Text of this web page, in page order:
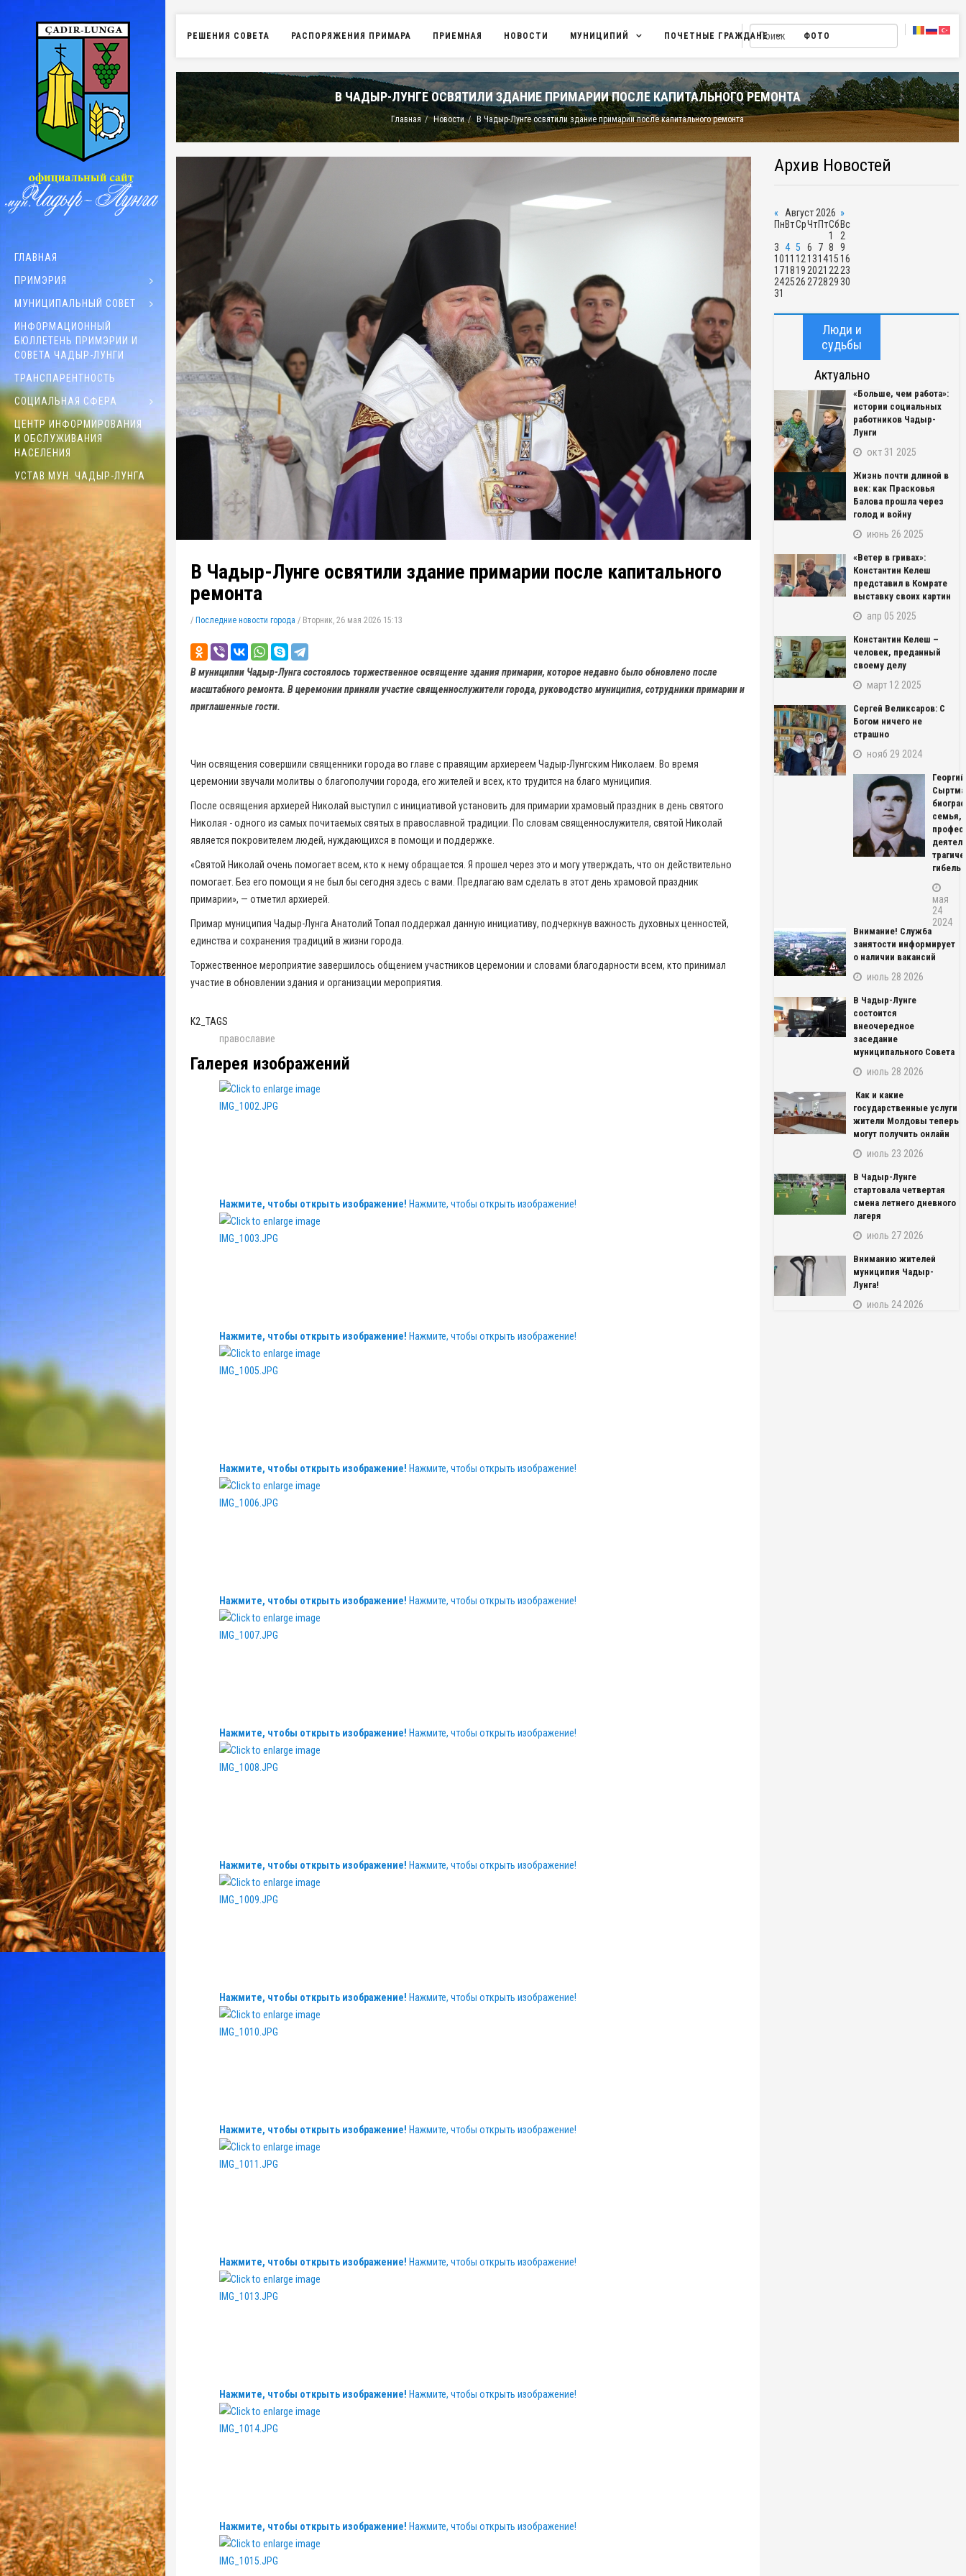
ГЛАВНАЯ
ПРИМЭРИЯ
МУНИЦИПАЛЬНЫЙ СОВЕТ
ИНФОРМАЦИОННЫЙ
БЮЛЛЕТЕНЬ ПРИМЭРИИ И
СОВЕТА ЧАДЫР-ЛУНГИ
ТРАНСПАРЕНТНОСТЬ
СОЦИАЛЬНАЯ СФЕРА
ЦЕНТР ИНФОРМИРОВАНИЯ
И ОБСЛУЖИВАНИЯ
НАСЕЛЕНИЯ
УСТАВ МУН. ЧАДЫР-ЛУНГА
РЕШЕНИЯ СОВЕТА РАСПОРЯЖЕНИЯ ПРИМАРА ПРИЕМНАЯ НОВОСТИ МУНИЦИПИЙ ПОЧЕТНЫЕ ГРАЖДАНЕ ФОТО
В ЧАДЫР-ЛУНГЕ ОСВЯТИЛИ ЗДАНИЕ ПРИМАРИИ ПОСЛЕ КАПИТАЛЬНОГО РЕМОНТА
Главная Новости В Чадыр-Лунге освятили здание примарии после капитального ремонта
В Чадыр-Лунге освятили здание примарии после капитального
ремонта
/ Последние новости города / Вторник, 26 мая 2026 15:13
В муниципии Чадыр-Лунга состоялось торжественное освящение здания примарии, которое недавно было обновлено после
масштабного ремонта. В церемонии приняли участие священнослужители города, руководство муниципия, сотрудники примарии и
приглашенные гости.
Чин освящения совершили священники города во главе с правящим архиереем Чадыр-Лунгским Николаем. Во время
церемонии звучали молитвы о благополучии города, его жителей и всех, кто трудится на благо муниципия.
После освящения архиерей Николай выступил с инициативой установить для примарии храмовый праздник в день святого
Николая - одного из самых почитаемых святых в православной традиции. По словам священнослужителя, святой Николай
является покровителем людей, нуждающихся в помощи и поддержке.
«Святой Николай очень помогает всем, кто к нему обращается. Я прошел через это и могу утверждать, что он действительно
помогает. Без его помощи я не был бы сегодня здесь с вами. Предлагаю вам сделать в этот день храмовой праздник
примарии», — отметил архиерей.
Примар муниципия Чадыр-Лунга Анатолий Топал поддержал данную инициативу, подчеркнув важность духовных ценностей,
единства и сохранения традиций в жизни города.
Торжественное мероприятие завершилось общением участников церемонии и словами благодарности всем, кто принимал
участие в обновлении здания и организации мероприятия.
K2_TAGS
православие
Галерея изображений
Нажмите, чтобы открыть изображение! Нажмите, чтобы открыть изображение!
Нажмите, чтобы открыть изображение! Нажмите, чтобы открыть изображение!
Нажмите, чтобы открыть изображение! Нажмите, чтобы открыть изображение!
Нажмите, чтобы открыть изображение! Нажмите, чтобы открыть изображение!
Нажмите, чтобы открыть изображение! Нажмите, чтобы открыть изображение!
Нажмите, чтобы открыть изображение! Нажмите, чтобы открыть изображение!
Нажмите, чтобы открыть изображение! Нажмите, чтобы открыть изображение!
Нажмите, чтобы открыть изображение! Нажмите, чтобы открыть изображение!
Нажмите, чтобы открыть изображение! Нажмите, чтобы открыть изображение!
Нажмите, чтобы открыть изображение! Нажмите, чтобы открыть изображение!
Нажмите, чтобы открыть изображение! Нажмите, чтобы открыть изображение!
Архив Новостей
« Август 2026 »
ПнВтСрЧт ПтСб Вс
1
2
3 4 5 6 7 8
9
1011 1213141516
171819 2021 22 23
242526 27282930
31
Люди и
судьбы
Актуально
«Больше, чем работа»:
истории социальных
работников Чадыр-
Лунги
окт 31 2025
Жизнь почти длиной в
век: как Прасковья
Балова прошла через
голод и войну
июнь 26 2025
«Ветер в гривах»:
Константин Келеш
представил в Комрате
выставку своих картин
апр 05 2025
Константин Келеш –
человек, преданный
своему делу
март 12 2025
Сергей Великсаров: С
Богом ничего не
страшно
нояб 29 2024
Георгий
семья,
гибель
мая
24
2024
Внимание! Служба
занятости информирует
о наличии вакансий
июль 28 2026
В Чадыр-Лунге
состоится
внеочередное
заседание
муниципального Совета
июль 28 2026
Как и какие
государственные услуги
жители Молдовы теперь
могут получить онлайн
июль 23 2026
В Чадыр-Лунге
стартовала четвертая
смена летнего дневного
лагеря
июль 27 2026
Вниманию жителей
муниципия Чадыр-
Лунга!
июль 24 2026